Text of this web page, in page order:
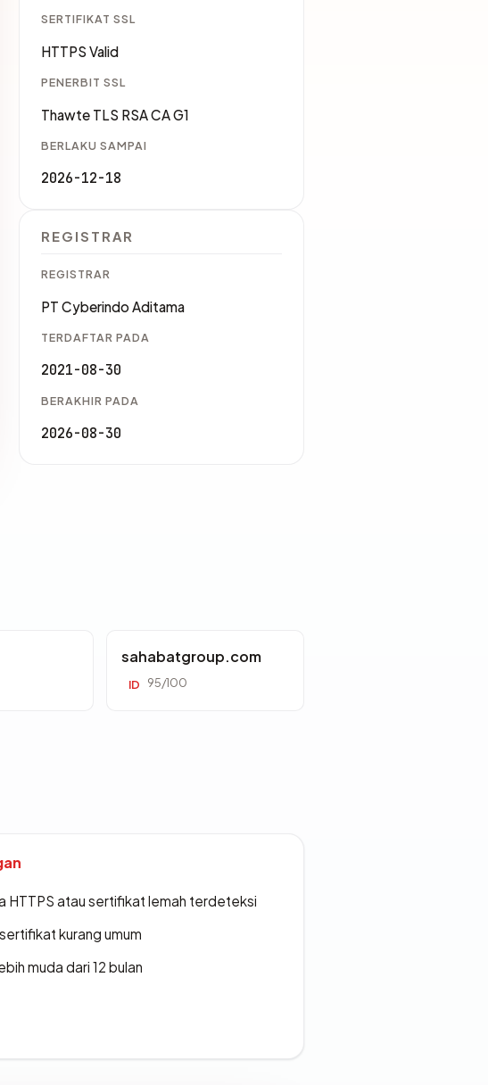
SERTIFIKAT SSL
HTTPS Valid
PENERBIT SSL
Thawte TLS RSA CA G1
BERLAKU SAMPAI
2026-12-18
REGISTRAR
REGISTRAR
PT Cyberindo Aditama
TERDAFTAR PADA
2021-08-30
BERAKHIR PADA
2026-08-30
sahabatgroup.com
ID 95/100
HTTPS atau sertifikat lemah terdeteksi
kurang umum
muda dari 12 bulan